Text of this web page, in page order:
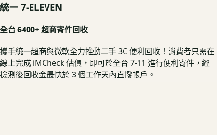
統一 7-ELEVEN
全台 6400+ 超商寄件回收
攜手統一超商與微軟全力推動二手 3C 便利回收！消費者只需在
線上完成 iMCheck 估價，即可於全台 7-11 進行便利寄件，經
檢測後回收金最快於 3 個工作天內直撥帳戶。